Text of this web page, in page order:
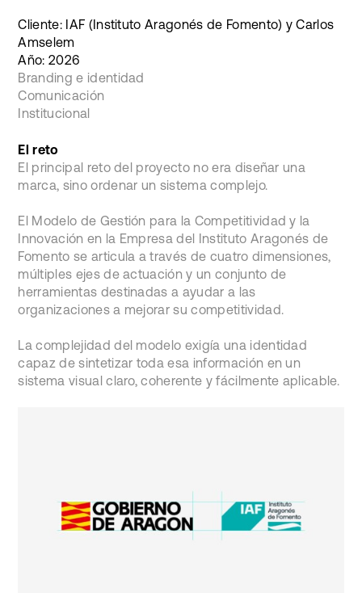
Cliente: IAF (Instituto Aragonés de Fomento) y Carlos
Amselem
Año: 2026
Branding e identidad
Comunicación
Institucional
El reto
El principal reto del proyecto no era diseñar una
marca, sino ordenar un sistema complejo.
El Modelo de Gestión para la Competitividad y la
Innovación en la Empresa del Instituto Aragonés de
Fomento se articula a través de cuatro dimensiones,
múltiples ejes de actuación y un conjunto de
herramientas destinadas a ayudar a las
organizaciones a mejorar su competitividad.
La complejidad del modelo exigía una identidad
capaz de sintetizar toda esa información en un
sistema visual claro, coherente y fácilmente aplicable.